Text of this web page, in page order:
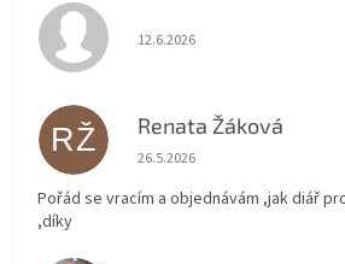
Hodnocení obchodu je 5 z 5
12.6.2026
RŽ Renata Žáková
Hodnocení obchodu je 5 z 5
26.5.2026
Pořád se vracím a objednávám ,jak diář
,díky